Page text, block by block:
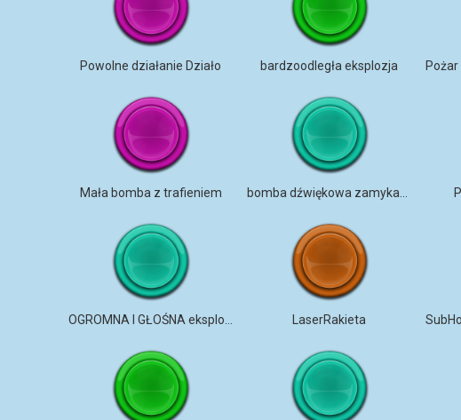
Powolne działanie Działo bardzoodległa eksplozja
Mała bomba z trafieniem
LaserRakieta